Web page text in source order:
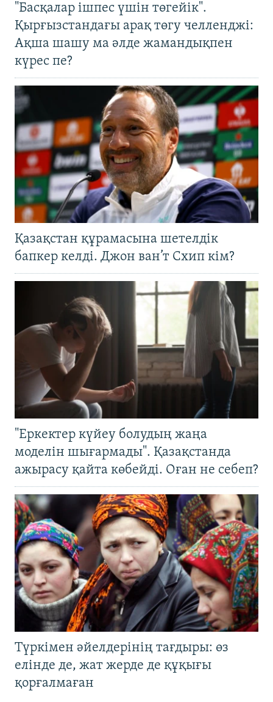
"Басқалар ішпес үшін төгейік".
Қырғызстандағы арақ төгу челленджі:
Ақша шашу ма әлде жамандықпен
күрес пе?
Қазақстан құрамасына шетелдік
бапкер келді. Джон ван’т Схип кім?
"Еркектер күйеу болудың жаңа
моделін шығармады". Қазақстанда
ажырасу қайта көбейді. Оған не себеп?
Түркімен әйелдерінің тағдыры: өз
елінде де, жат жерде де құқығы
қорғалмаған